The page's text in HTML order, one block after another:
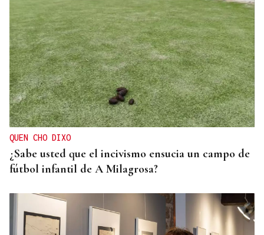
QUEN CHO DIXO
¿Sabe usted que el incivismo ensucia un campo de
fútbol infantil de A Milagrosa?